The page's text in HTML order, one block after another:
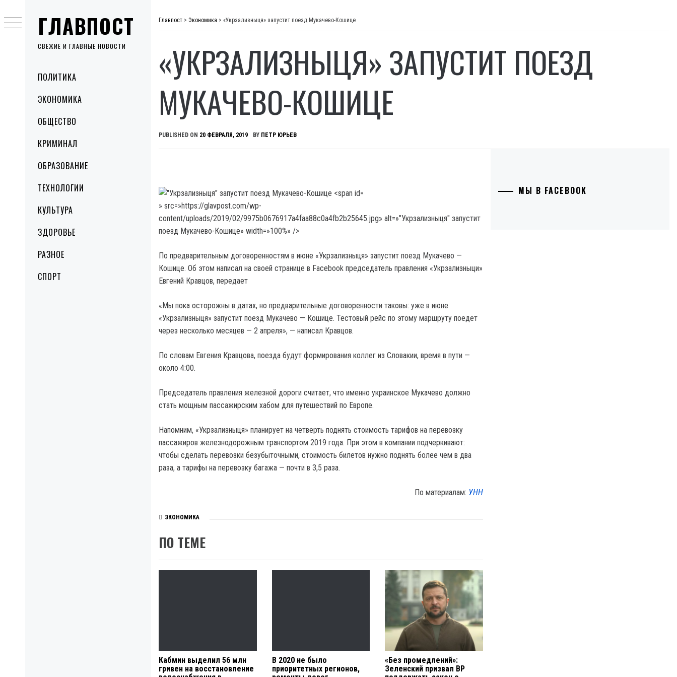
ГЛАВПОСТ
СВЕЖИЕ И ГЛАВНЫЕ НОВОСТИ
MenuПОЛИТИКА
ЭКОНОМИКА
ОБЩЕСТВО
КРИМИНАЛ
ОБРАЗОВАНИЕ
ТЕХНОЛОГИИ
КУЛЬТУРА
ЗДОРОВЬЕ
РАЗНОЕ
СПОРТ
to
content
Главпост > Экономика > «Укрзализныця» запустит поезд Мукачево-Кошице
«УКРЗАЛИЗНЫЦЯ» ЗАПУСТИТ ПОЕЗД
МУКАЧЕВО-КОШИЦЕ
PUBLISHED ON 20 ФЕВРАЛЯ, 2019 BY ПЕТР ЮРЬЕВ
» src=»https://glavpost.com/wp-
content/uploads/2019/02/9975b0676917a4faa88c0a4fb2b25645.jpg» alt=»"Укрзализныця" запустит
поезд Мукачево-Кошице» width=»100%» />
По предварительным договоренностям в июне «Укрзализныця» запустит поезд Мукачево —
Кошице. Об этом написал на своей странице в Facebook председатель правления «Укрзализныци»
Евгений Кравцов, передает
«Мы пока осторожны в датах, но предварительные договоренности таковы: уже в июне
«Укрзализныця» запустит поезд Мукачево — Кошице. Тестовый рейс по этому маршруту поедет
через несколько месяцев — 2 апреля», — написал Кравцов.
По словам Евгения Кравцова, поезда будут формирования коллег из Словакии, время в пути —
около 4:00.
Председатель правления железной дороги считает, что именно украинское Мукачево должно
стать мощным пассажирским хабом для путешествий по Европе.
Напомним, «Укрзализныця» планирует на четверть поднять стоимость тарифов на перевозку
пассажиров железнодорожным транспортом 2019 года. При этом в компании подчеркивают:
чтобы сделать перевозки безубыточными, стоимость билетов нужно поднять более чем в два
раза, а тарифы на перевозку багажа — почти в 3,5 раза.
По материалам: УНН
ЭКОНОМИКА
ПО ТЕМЕ
Кабмин выделил 56 млн
гривен на восстановление
В 2020 не было
приоритетных регионов,
«Без промедлений»:
Зеленский призвал ВР
МЫ В FACEBOOK